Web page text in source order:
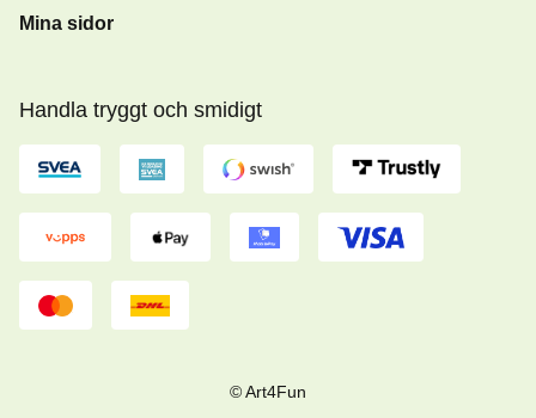
Mina sidor
Handla tryggt och smidigt
© Art4Fun